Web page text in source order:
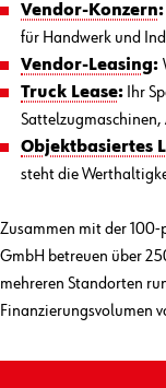
Vendor-Konzern:
für Handwerk und
Vendor-Leasing:
Truck Lease: Ihr
Objektbasiertes
steht die
Zusammen mit der 100-
GmbH betreuen über
mehreren Standorten
Finanzierungsvolumen